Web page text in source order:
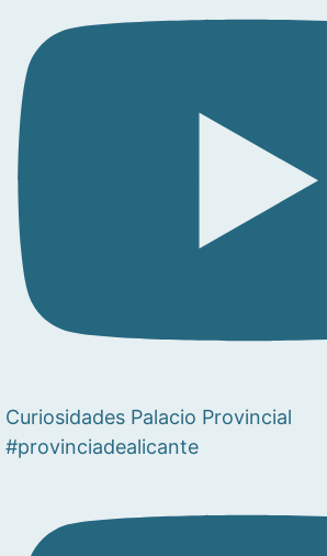
Curiosidades Palacio Provincial
#provinciadealicante